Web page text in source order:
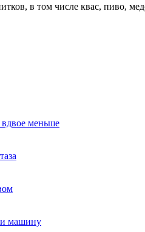
в том числе квас, пиво,
меньше
машину